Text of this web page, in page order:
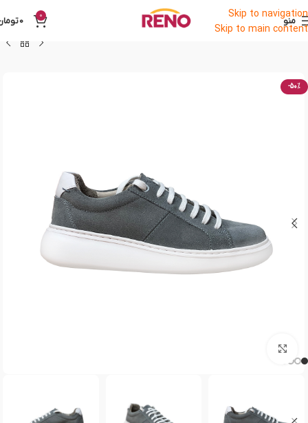
Skip to navigation
Skip to main content
منو 0
0
-50%